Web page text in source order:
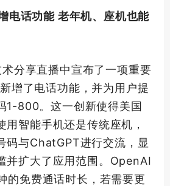
电话功能 老年机、座机也能
分享直播中宣布了一项重要
增了电话功能，并为用户提
1-800。这一创新使得美国
用智能手机还是传统座机，
码与ChatGPT进行交流，显
并扩大了应用范围。OpenAI
的免费通话时长，若需要更